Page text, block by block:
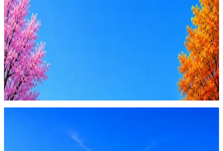
Будьте осторожны: если работодатель просит войти через
Google, iCloud или Госуслуги, прислать код или пароль,
запустить ПО или перевести деньги — это мошенники.
Жмите Пожаловаться
Стратегия поиска с AI: рынки, позиции, вилка, каналы